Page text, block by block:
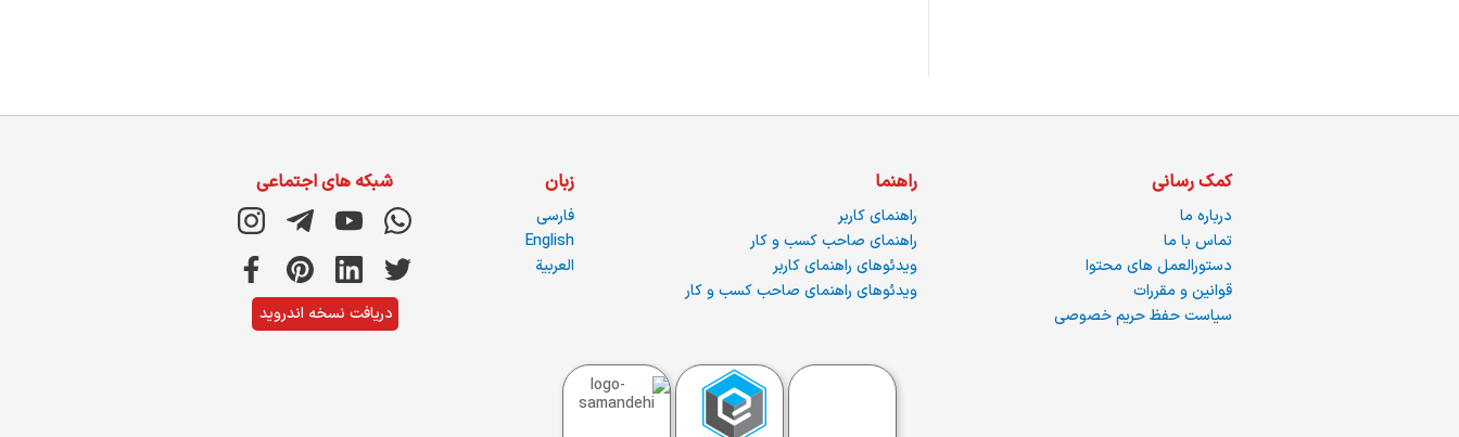
کمک رسانی
درباره ما
تماس با ما
دستورالعمل های محتوا
قوانین و مقررات
سیاست حفظ حریم خصوصی
راهنما
راهنمای کاربر
راهنمای صاحب کسب و کار
ویدئوهای راهنمای کاربر
ویدئوهای راهنمای صاحب کسب و کار
زبان
فارسی
English
العربية
شبکه های اجتماعی
دریافت نسخه اندروید